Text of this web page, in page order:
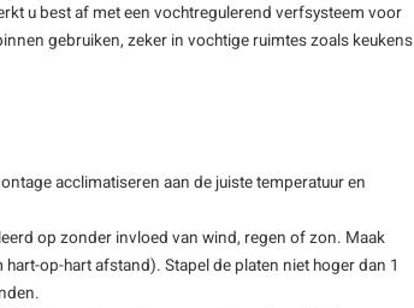
u best af met een vochtregulerend verfsysteem voor
gebruiken, zeker in vochtige ruimtes zoals keukens
acclimatiseren aan de juiste temperatuur en
op zonder invloed van wind, regen of zon. Maak
op-hart afstand). Stapel de platen niet hoger dan 1